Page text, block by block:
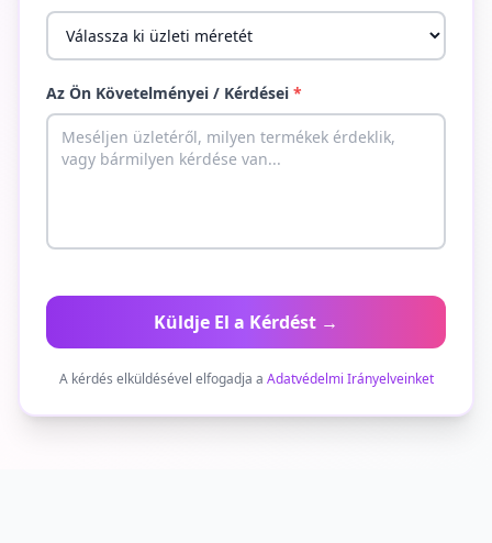
Az Ön Követelményei / Kérdései *
Küldje El a Kérdést →
A kérdés elküldésével elfogadja a Adatvédelmi Irányelveinket